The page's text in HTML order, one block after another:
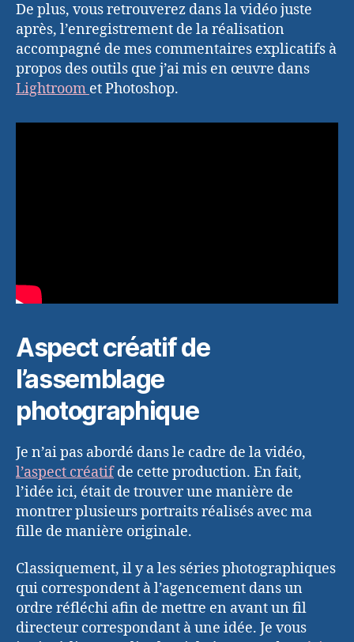
De plus, vous retrouverez dans la vidéo juste
après, l’enregistrement de la réalisation
accompagné de mes commentaires explicatifs à
propos des outils que j’ai mis en œuvre dans
Lightroom et Photoshop.
Aspect créatif de
l’assemblage
photographique
Je n’ai pas abordé dans le cadre de la vidéo,
l’aspect créatifde cette production. En fait,
l’idée ici, était de trouver une manière de
montrer plusieurs portraits réalisés avec ma
fille de manière originale.
Classiquement, il y a les séries photographiques
qui correspondent à l’agencement dans un
ordre réfléchi afin de mettre en avant un fil
directeur correspondant à une idée. Je vous